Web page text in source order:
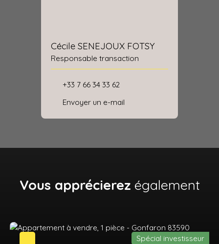
Cécile SENEJOUX FOTSY
Responsable transaction
+33 7 66 34 33 62
Envoyer un e-mail
Vous apprécierez également
Spécial investisseur